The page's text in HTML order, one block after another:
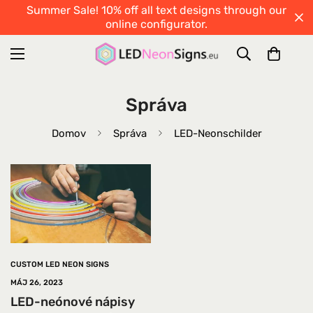
Summer Sale! 10% off all text designs through our
online configurator.
Správa
Domov Správa LED-Neonschilder
CUSTOM LED NEON SIGNS
MÁJ 26, 2023
LED-neónové nápisy